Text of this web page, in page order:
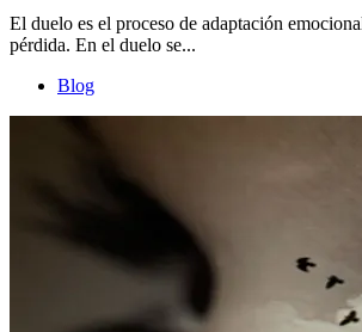
El duelo es el proceso de adaptación
pérdida. En el duelo se...
Blog